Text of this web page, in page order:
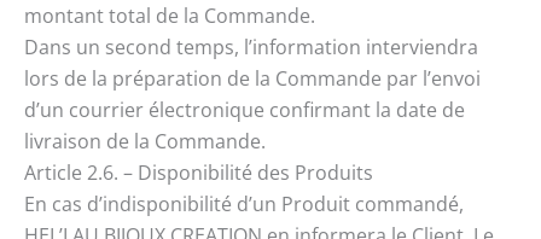
montant total de la Commande.
Dans un second temps, l’information interviendra
lors de la préparation de la Commande par l’envoi
d’un courrier électronique confirmant la date de
livraison de la Commande.
Article 2.6. – Disponibilité des Produits
En cas d’indisponibilité d’un Produit commandé,